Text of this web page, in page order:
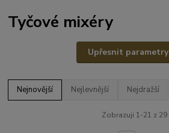
Tyčové mixéry
Upřesnit parametry
Nejnovější Nejlevnější Nejdražší
Zobrazuji 1-21 z 29